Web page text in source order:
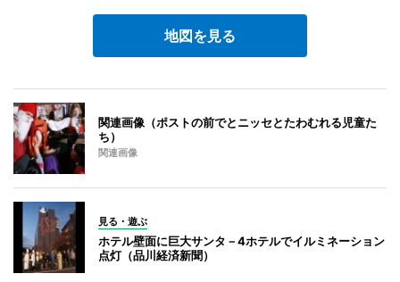
地図を見る
関連画像（ポストの前でとニッセとたわむれる児童た
ち）
関連画像
見る・遊ぶ
ホテル壁面に巨大サンタ－4ホテルでイルミネーション
点灯（品川経済新聞）